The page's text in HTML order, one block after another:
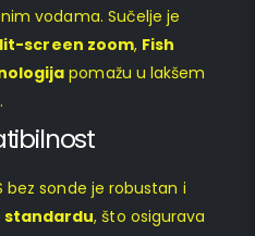
vodama. Sučelje je
screen zoom, Fish
pomažu u lakšem
bez sonde je robustan i
standardu, što osigurava